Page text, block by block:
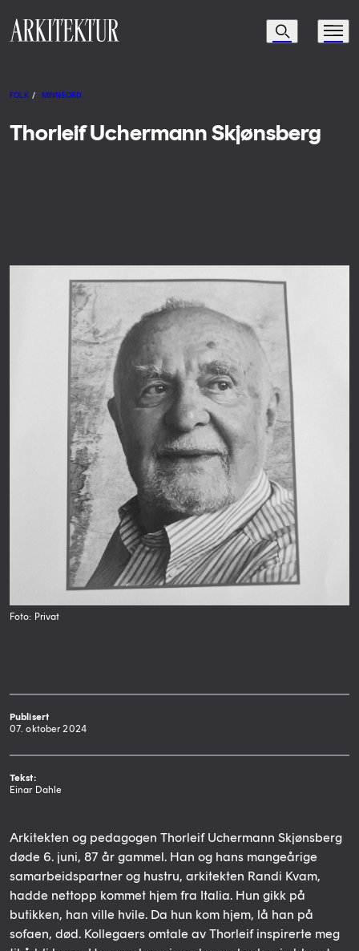
Navigasjon
Søk Meny
FOLK / MINNEORD
Thorleif Uchermann Skjønsberg
Foto: Privat
Publisert
07. oktober 2024
Tekst:
Einar Dahle
Arkitekten og pedagogen Thorleif Uchermann Skjønsberg
døde 6. juni, 87 år gammel. Han og hans mangeårige
samarbeidspartner og hustru, arkitekten Randi Kvam,
hadde nettopp kommet hjem fra Italia. Hun gikk på
butikken, han ville hvile. Da hun kom hjem, lå han på
sofaen, død. Kollegaers omtale av Thorleif inspirerte meg